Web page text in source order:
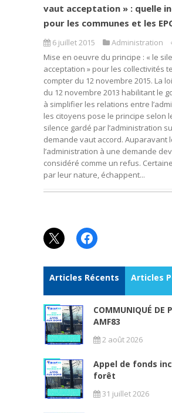
vaut acceptation » : quelle
pour les communes et les
6 juillet 2015 Administration
Mise en oeuvre du principe : « le
acceptation » pour les collectivités
compter du 12 novembre 2015. La
du 12 novembre 2013 habilitant le
à simplifier les relations entre
les citoyens pose le principe selon
silence gardé par l’administration
demande vaut accord. Auparavant
l’administration à une demande
considéré comme un refus.
par leur nature, échappent...
X Facebook
Articles Récents Articles
COMMUNIQUÉ DE
AMF83
2 août 2026
Appel de fonds
forêt
31 juillet 2026